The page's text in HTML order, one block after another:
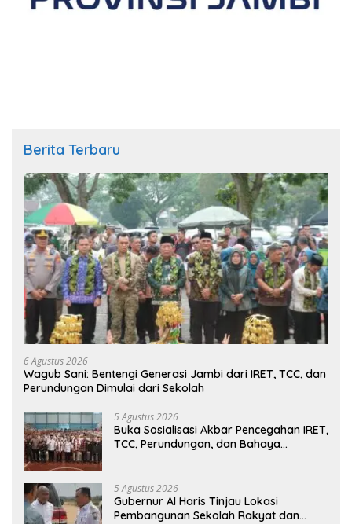
Berita Terbaru
6 Agustus 2026
Wagub Sani: Bentengi Generasi Jambi dari IRET, TCC, dan
Perundungan Dimulai dari Sekolah
5 Agustus 2026
Buka Sosialisasi Akbar Pencegahan IRET,
TCC, Perundungan, dan Bahaya
masa depan sudah ada di tangan”
5 Agustus 2026
Gubernur Al Haris Tinjau Lokasi
Pembangunan Sekolah Rakyat dan